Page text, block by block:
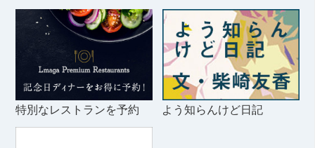
特別なレストランを予約 よう知らんけど日記